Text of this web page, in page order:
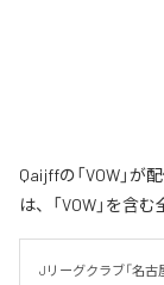
Qaijffの「VOW」
は、「VOW」を含
Jリーグクラブ「名